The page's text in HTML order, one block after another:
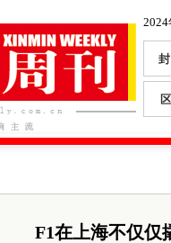
2024
F1在上海不仅仅